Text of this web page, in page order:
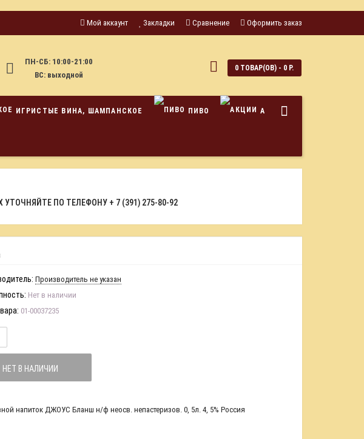
Мой аккаунт Закладки Сравнение Оформить заказ
ПН-СБ: 10:00-21:00
ВС: выходной
0 ТОВАР(ОВ) - 0 Р.
ИГРИСТЫЕ ВИНА, ШАМПАНСКОЕ ПИВО АКЦИИ
УТОЧНЯЙТЕ ПО ТЕЛЕФОНУ + 7 (391) 275-80-92
Производитель не указан
Нет в наличии
01-00037235
НЕТ В НАЛИЧИИ
напиток ДЖОУС Бланш н/ф неосв. непастеризов. 0, 5л. 4, 5% Россия